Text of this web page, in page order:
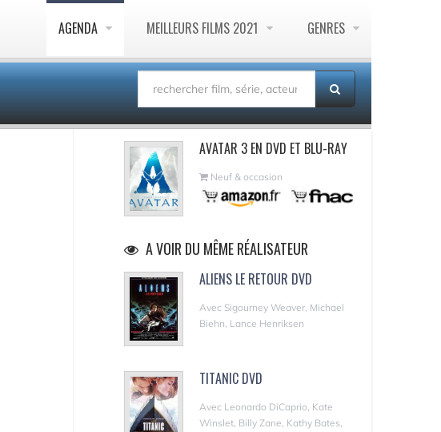
AGENDA MEILLEURS FILMS 2021 GENRES
AVATAR 3 EN DVD ET BLU-RAY
Neuf & occasion
A VOIR DU MÊME RÉALISATEUR
ALIENS LE RETOUR DVD
Avec Sigourney Weaver, Michael
Biehn, Lance Henriksen
TITANIC DVD
Avec Leonardo DiCaprio, Kate
Winslet, Billy Zane, Kathy Bates,